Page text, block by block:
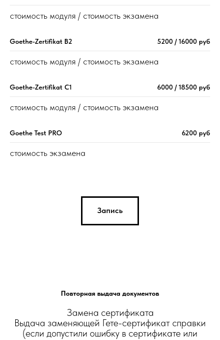
стоимость модуля / стоимость экзамена
Goethe-Zertifikat B2 5200 / 16000 руб
стоимость модуля / стоимость экзамена
Goethe-Zertifikat C1 6000 / 18500 руб
стоимость модуля / стоимость экзамена
Goethe Test PRO 6200 руб
стоимость экзамена
Запись
Повторная выдача документов
Замена сертификата
Выдача заменяющей Гете-сертификат справки
(если допустили ошибку в сертификате или